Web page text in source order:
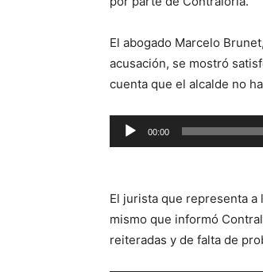
El abogado Marcelo
acusación, se mostró
cuenta que el alcalde no
Reproductor
de
00:00
El jurista que representa
mismo que informó
reiteradas y de falta de